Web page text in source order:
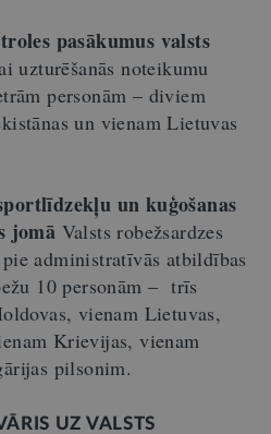
pasākumus valsts
uzturēšanās noteikumu
personām – diviem
un vienam Lietuvas
un kuģošanas
jomā Valsts robežsardzes
pie administratīvās atbildības
10 personām – trīs
vienam Lietuvas,
Krievijas, vienam
pilsonim.
UZ VALSTS